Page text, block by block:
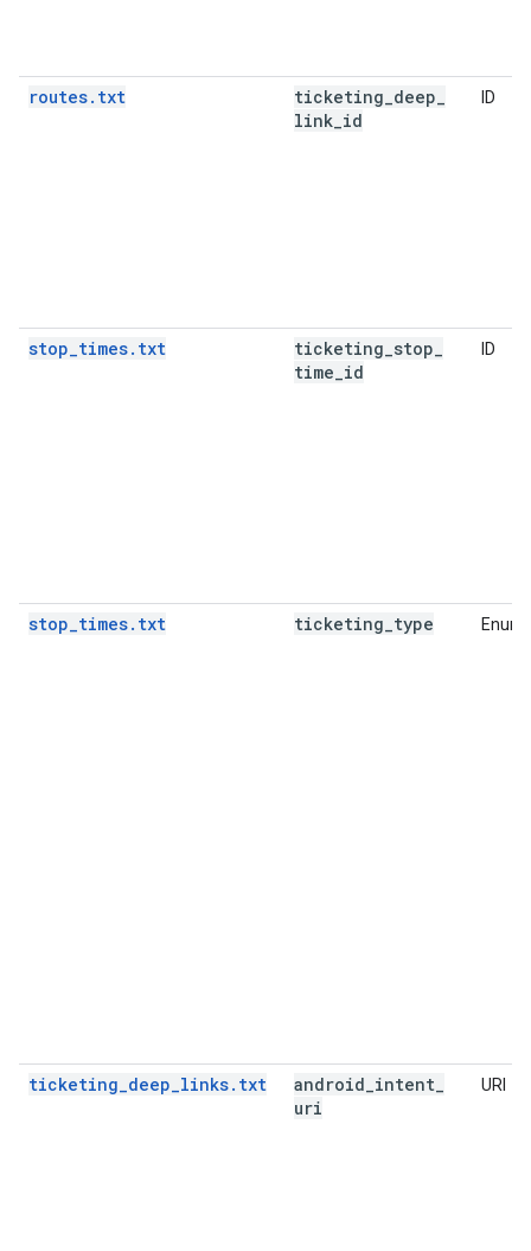
routes.txt ticketing deep
link id
ID
stop_times.txt ticketing stop
time id
ID
stop_times.txt ticketing type
ticketing_deep_links.txt android intent
uri
URI